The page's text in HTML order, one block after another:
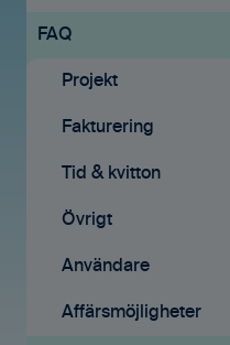
Grundinställningar
Ekonomisystem
Tid & Kvitton
Projekt
Fakturering (ny)
Kontakter
Avtal
För administratörer
Konto & Betalning
Licenser
Tid & Kvitton
Projekt
Uppgifter
Fakturering
FAQ
Projekt
Fakturering
Tid & kvitton
Övrigt
Användare
Affärsmöjligheter